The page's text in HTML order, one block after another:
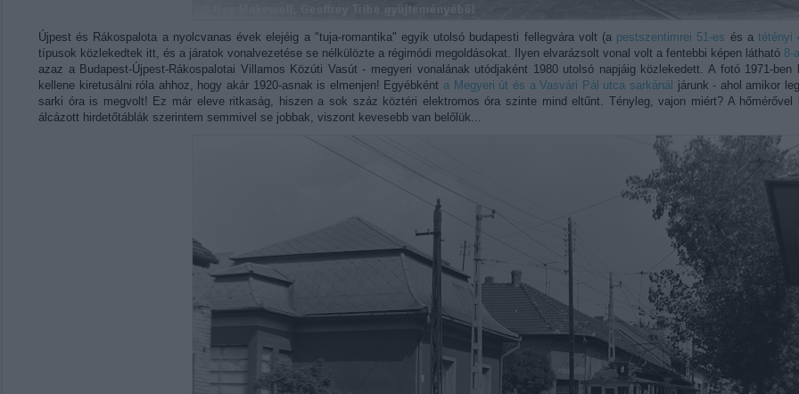
Újpest és Rákospalota a nyolcvanas évek elejéig a "tuja-romantika" egyik utolsó budapesti fellegvára volt (a pestszentimrei 51-es és atétényi
típusok közlekedtek itt, és a járatok vonalvezetése se nélkülözte a régimódi megoldásokat. Ilyen elvarázsolt vonal volt a fentebbi képen látható 8-
azaz a Budapest-Újpest-Rákospalotai Villamos Közúti Vasút - megyeri vonalának utódjaként 1980 utolsó napjáig közlekedett. A fotó 1971-
kellene kiretusálni róla ahhoz, hogy akár 1920-asnak is elmenjen! Egyébként a Megyeri út és a Vasvári Pál utca sarkánál járunk - ahol amikor
sarki óra is megvolt! Ez már eleve ritkaság, hiszen a sok száz köztéri elektromos óra szinte mind eltűnt. Tényleg, vajon miért? A hőmérővel
álcázott hirdetőtáblák szerintem semmivel se jobbak, viszont kevesebb van belőlük...